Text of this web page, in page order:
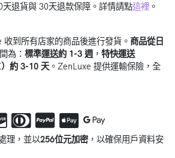
退貨與 30天退款保障。詳情請點這裡 。
到所有店家的商品後進行發貨。 商品從日
為： 標準運送約 1-3 週 ， 特快運送
）約 3-10 天 。ZenLuxe 提供運輸保險，全
理，並以256位元加密，以確保用戶資料安